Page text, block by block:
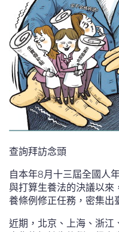
查詢拜訪念頭
自本年8月十三屆全國人
與打算生養法的決議以來
養條例修正任務，密集出
近期，北京、上海、浙江